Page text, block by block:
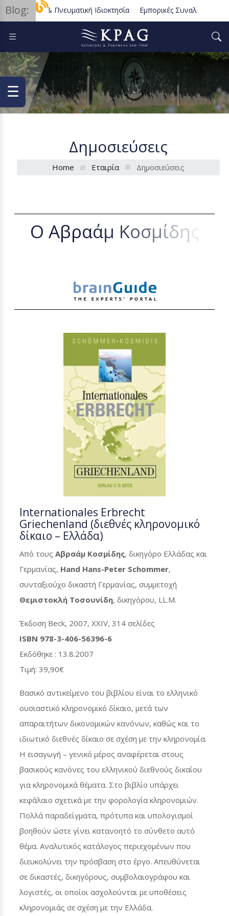
Blog:
& Πνευματική Ιδιοκτησία Εμπορικές Συναλλαγές & Πληρωμές
– Διαιτησία – Επιλογή Δικαίου
Δημοσιεύσεις
Home Εταιρία Δημοσιεύσεις
Ο Αβραάμ Κοσμίδη
ι κ α η ο
Internationales Erbrecht
Griechenland (διεθνές κληρονομικό
δίκαιο – Ελλάδα)
Από τους Αβραάμ Κοσμίδης, δικηγόρο Ελλάδας και
Γερμανίας, Hand Hans-Peter Schommer,
συνταξιούχο δικαστή Γερμανίας, συμμετοχή
Θεμιστοκλή Τοσουνίδη, δικηγόρου, LL.M.
Έκδοση Beck, 2007, ΧΧΙV, 314 σελίδες
ISBN 978-3-406-56396-6
Εκδόθηκε : 13.8.2007
Τιμή: 39,90€
Βασικό αντικείμενο του βιβλίου είναι το ελληνικό
ουσιαστικό κληρονομικό δίκαιο, μετά των
απαραιτήτων δικονομικών κανόνων, καθώς και το
ιδιωτικό διεθνές δίκαιο σε σχέση με την κληρονομία.
Η εισαγωγή – γενικό μέρος αναφέρεται στους
βασικούς κανόνες του ελληνικού διεθνούς δικαίου
για κληρονομικά θέματα. Στο βιβλίο υπάρχει
κεφάλαιο σχετικά με την φορολογία κληρονομιών.
Πολλά παραδείγματα, πρότυπα και υπολογισμοί
βοηθούν ώστε γίνει κατανοητό το σύνθετο αυτό
θέμα. Αναλυτικός κατάλογος περιεχομένων που
διευκολύνει την πρόσβαση στο έργο. Απευθύνεται
σε δικαστές, δικηγόρους, συμβολαιογράφου και
λογιστές, οι οποίοι ασχολούνται με υποθέσεις
κληρονομιάς σε σχέση με την Ελλάδα.
☰